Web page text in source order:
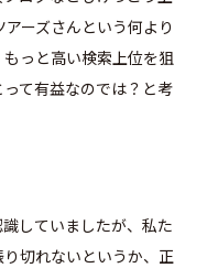
ーズさんという何より
っと高い検索上位を狙
て有益なのでは？と考
していましたが、私た
切れないというか、正